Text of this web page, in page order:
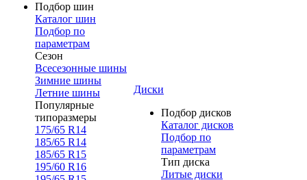
Подбор шин
Каталог шин
Подбор по
параметрам
Сезон
Всесезонные шины
Зимние шины
Летние шины
Популярные
типоразмеры
175/65 R14
185/65 R14
185/65 R15
195/60 R16
Диски
Подбор дисков
Каталог дисков
Подбор по
параметрам
Тип диска
Литые диски